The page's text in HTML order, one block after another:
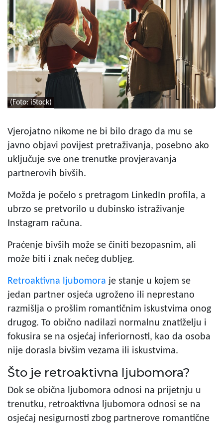
(Foto: iStock)
Vjerojatno nikome ne bi bilo drago da mu se
javno objavi povijest pretraživanja, posebno ako
uključuje sve one trenutke provjeravanja
partnerovih bivših.
Možda je počelo s pretragom LinkedIn profila, a
ubrzo se pretvorilo u dubinsko istraživanje
Instagram računa.
Praćenje bivših može se činiti bezopasnim, ali
može biti i znak nečeg dubljeg.
Retroaktivna ljubomora je stanje u kojem se
jedan partner osjeća ugroženo ili neprestano
razmišlja o prošlim romantičnim iskustvima onog
drugog. To obično nadilazi normalnu znatiželju i
fokusira se na osjećaj inferiornosti, kao da osoba
nije dorasla bivšim vezama ili iskustvima.
Što je retroaktivna ljubomora?
Dok se obična ljubomora odnosi na prijetnju u
trenutku, retroaktivna ljubomora odnosi se na
osjećaj nesigurnosti zbog partnerove romantične